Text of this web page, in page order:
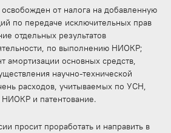
от налога на добавленную
по передаче исключительных прав
отдельных результатов
по выполнению НИОКР;
амортизации основных средств,
научно-технической
расходов, учитываемых по УСН,
и патентование.
просит проработать и направить в